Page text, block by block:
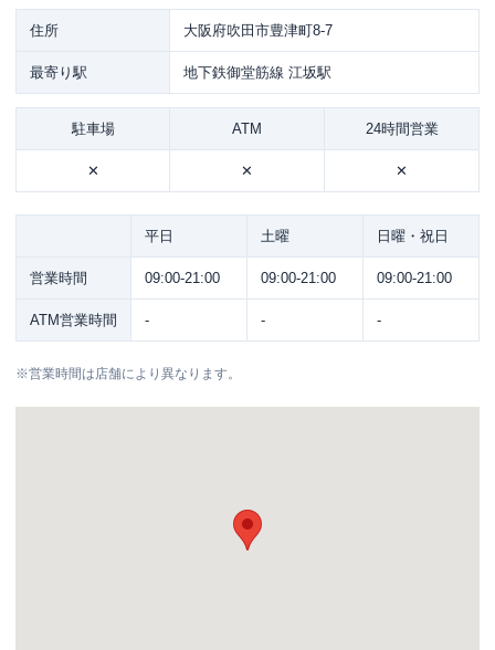
住所 大阪府吹田市豊津町8-7
最寄り駅 地下鉄御堂筋線 江坂駅
駐車場 ATM 24時間営業
✕ ✕ ✕
平日 土曜 日曜・祝日
営業時間 09:00-21:00 09:00-21:00 09:00-21:00
ATM営業時間 - - -
※営業時間は店舗により異なります。